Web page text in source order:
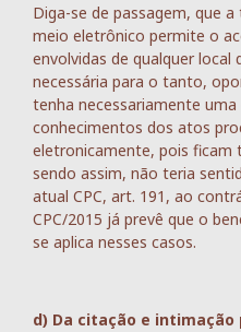
Diga-se de passagem, que
meio eletrônico permite o
envolvidas de qualquer
necessária para o tanto,
tenha necessariamente
conhecimentos dos atos
eletronicamente, pois ficam
sendo assim, não teria
atual CPC, art. 191, ao
CPC/2015 já prevê que o
se aplica nesses casos.
d) Da citação e